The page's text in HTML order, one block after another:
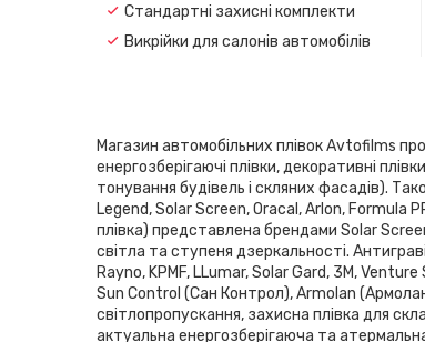
Стандартні захисні комплекти
Викрійки для салонів автомобілів
Магазин автомобільних плівок Avtofilms
енергозберігаючі плівки, декоративні
тонування будівель і скляних фасадів).
Legend, Solar Screen, Oracal, Arlon, Formula
плівка) представлена ​​брендами Solar
світла та ступеня дзеркальності.
Rayno, KPMF, LLumar, Solar Gard, 3M,
Sun Control (Сан Контрол), Armolan
світлопропускання, захисна плівка для
актуальна енергозберігаюча та